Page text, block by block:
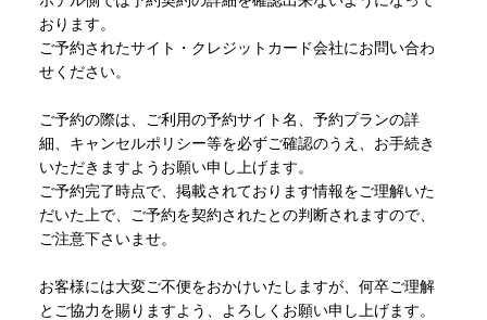
おります。
ご予約されたサイト・クレジットカード会社にお問い合わ
せください。
ご予約の際は、ご利用の予約サイト名、予約プランの詳
細、キャンセルポリシー等を必ずご確認のうえ、お手続き
いただきますようお願い申し上げます。
ご予約完了時点で、掲載されております情報をご理解いた
だいた上で、ご予約を契約されたとの判断されますので、
ご注意下さいませ。
お客様には大変ご不便をおかけいたしますが、何卒ご理解
とご協力を賜りますよう、よろしくお願い申し上げます。